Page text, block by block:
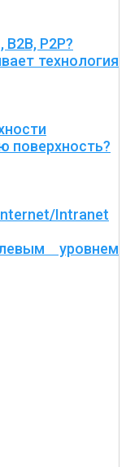
P2P?
технология
поверхность?
Intranet
уровнем